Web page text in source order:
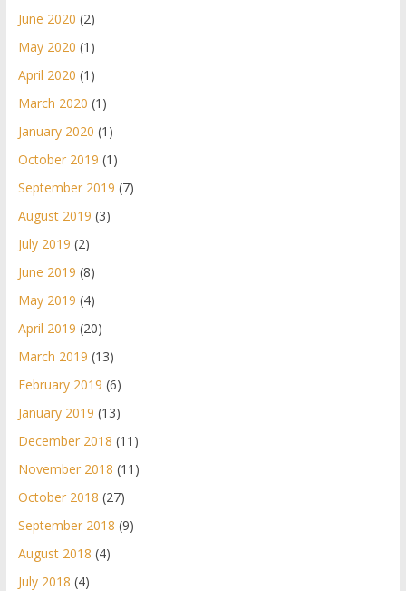
June 2020 (2)
May 2020 (1)
April 2020 (1)
March 2020 (1)
January 2020 (1)
October 2019 (1)
September 2019 (7)
August 2019 (3)
July 2019 (2)
June 2019 (8)
May 2019 (4)
April 2019 (20)
March 2019 (13)
February 2019 (6)
January 2019 (13)
December 2018 (11)
November 2018 (11)
October 2018 (27)
September 2018 (9)
August 2018 (4)
July 2018 (4)